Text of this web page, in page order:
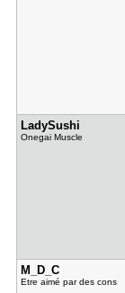
LadySushi
Onegai Muscle
M_D_C
Etre aimé par des cons